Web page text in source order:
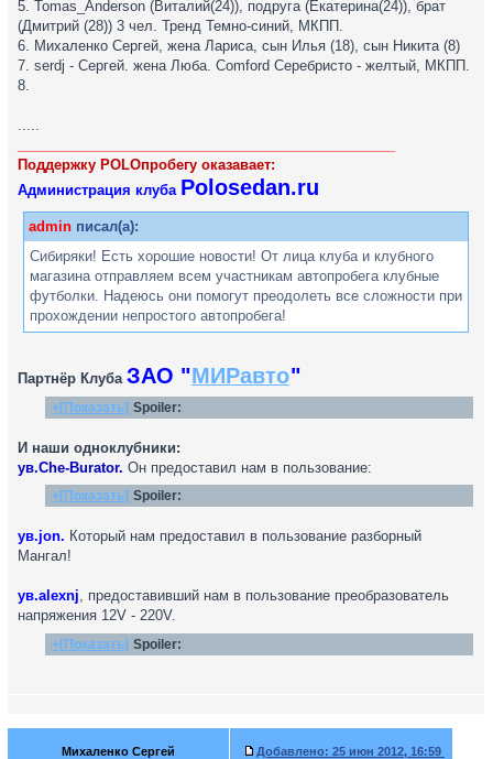
5. Tomas_Anderson (Виталий(24)), подруга (Екатерина(24)), брат
(Дмитрий (28)) 3 чел. Тренд Темно-синий, МКПП.
6. Михаленко Сергей, жена Лариса, сын Илья (18), сын Никита (8)
7. serdj - Сергей. жена Люба. Сomford Серебристо - желтый, МКПП.
8.
.....
Поддержку POLOпробегу оказавает:
Администрация клуба Polosedan.ru
admin писал(а):
Сибиряки! Есть хорошие новости! От лица клуба и клубного
магазина отправляем всем участникам автопробега клубные
футболки. Надеюсь они помогут преодолеть все сложности при
прохождении непростого автопробега!
Партнёр Клуба ЗАО "МИРавто"
+[Показать] Spoiler:
И наши одноклубники:
ув.Che-Burator. Он предоставил нам в пользование:
+[Показать] Spoiler:
ув.jon. Который нам предоставил в пользование разборный
Мангал!
ув.alexnj, предоставивший нам в пользование преобразователь
напряжения 12V - 220V.
+[Показать] Spoiler:
Михаленко Сергей Добавлено: 25 июн 2012, 16:59